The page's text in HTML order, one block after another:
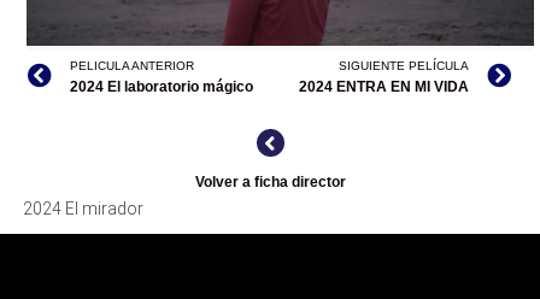
"EL MIRADOR". CORTESÍA DIRECTOR.
PELICULA ANTERIOR
2024 El laboratorio mágico
SIGUIENTE PELÍCULA
2024 ENTRA EN MI VIDA
Volver a ficha director
2024 El mirador